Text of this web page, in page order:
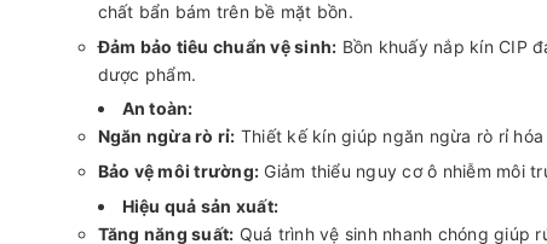
chất bẩn bám trên bề mặt bồn.
Đảm bảo tiêu chuẩn vệ sinh: Bồn khuấy nắp kín CIP
dược phẩm.
An toàn:
Ngăn ngừa rò rỉ: Thiết kế kín giúp ngăn ngừa rò rỉ
Bảo vệ môi trường: Giảm thiểu nguy cơ ô nhiễm môi
Hiệu quả sản xuất:
Tăng năng suất: Quá trình vệ sinh nhanh chóng giúp